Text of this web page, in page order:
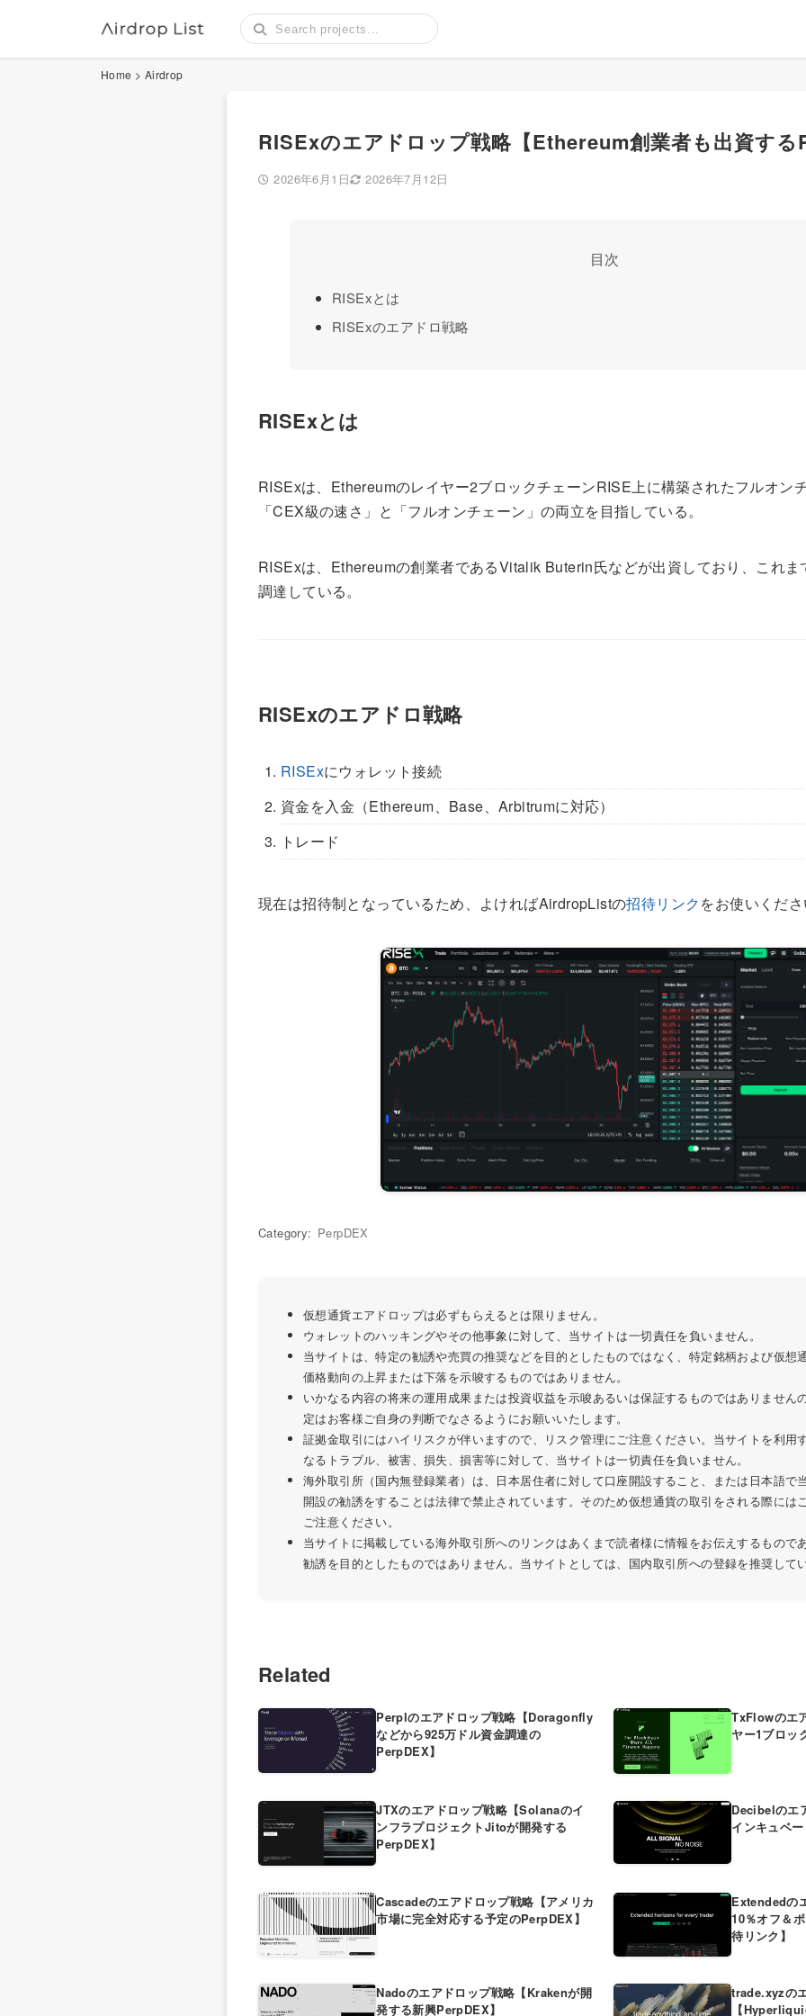
Home > Airdrop
RISExのエアドロップ戦略【Ethereum創業者も出資す
2026年6月1日 2026年7月12日
目次
RISExとは
RISExのエアドロ戦略
RISExとは
RISExは、Ethereumのレイヤー2ブロックチェーンRISE上に構築されたフルオン
「CEX級の速さ」と「フルオンチェーン」の両立を目指している。
RISExは、Ethereumの創業者であるVitalik Buterin氏などが出資しており、これ
調達している。
RISExのエアドロ戦略
RISExにウォレット接続
資金を入金（Ethereum、Base、Arbitrumに対応）
トレード
現在は招待制となっているため、よければAirdropListの招待リンクをお使いくだ
Category: PerpDEX
仮想通貨エアドロップは必ずもらえるとは限りません。
ウォレットのハッキングやその他事象に対して、当サイトは一切責任を負いません。
当サイトは、特定の勧誘や売買の推奨などを目的としたものではなく、特定銘柄および仮想
価格動向の上昇または下落を示唆するものではありません。
いかなる内容の将来の運用成果または投資収益を示唆あるいは保証するものではありません
定はお客様ご自身の判断でなさるようにお願いいたします。
証拠金取引にはハイリスクが伴いますので、リスク管理にご注意ください。当サイトを利用
なるトラブル、被害、損失、損害等に対して、当サイトは一切責任を負いません。
海外取引所（国内無登録業者）は、日本居住者に対して口座開設すること、または日本語で
開設の勧誘をすることは法律で禁止されています。そのため仮想通貨の取引をされる際には
ご注意ください。
当サイトに掲載している海外取引所へのリンクはあくまで読者様に情報をお伝えするもので
勧誘を目的としたものではありません。当サイトとしては、国内取引所への登録を推奨して
Related
Perplのエアドロップ戦略【Doragonfly
などから925万ドル資金調達の
PerpDEX】
TxFlowのエ
ヤー1ブロッ
JTXのエアドロップ戦略【Solanaのイ
ンフラプロジェクトJitoが開発する
PerpDEX】
Decibelのエ
インキュベ
Cascadeのエアドロップ戦略【アメリカ
市場に完全対応する予定のPerpDEX】
Extendedの
10％オフ＆
待リンク】
Nadoのエアドロップ戦略【Krakenが開
発する新興PerpDEX】
trade.xyzの
【